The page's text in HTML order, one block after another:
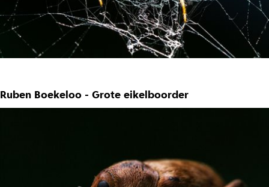
Ruben Boekeloo - Grote eikelboorder